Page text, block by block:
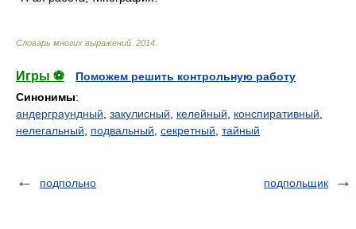
Словарь многих выражений 2014
Игры ⚽
Поможем решить контрольную работу
Синонимы:
андерграундный закулисный келейный конспиративный
нелегальный
подвальный секретный тайный
подпольно подпольщик